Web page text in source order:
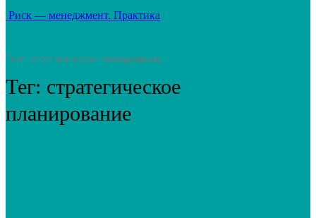
Риск — менеджмент. Практика
Теги стратегическое планирование
Тег: стратегическое
планирование